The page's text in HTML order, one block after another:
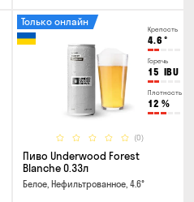
Крепость
4.6 °
Горечь
15 IBU
Плотность
12 %
(0)
Только онлайн
Пиво Underwood Forest
Blanche 0.33л
Белое, Нефильтрованное, 4.6°